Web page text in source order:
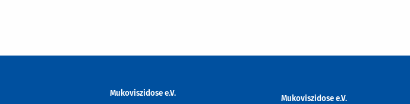
Mukoviszidose e.V.
Mukoviszidose e.V.